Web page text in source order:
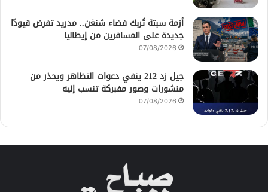
أزمة سبتة تُربك فضاء شنغن.. مدريد تفرض قيودًا
جديدة على المسافرين من إيطاليا
07/08/2026
جيل زد 212 ينفي دعوات التظاهر ويحذر من
منشورات وصور مفبركة تنسب إليه
07/08/2026